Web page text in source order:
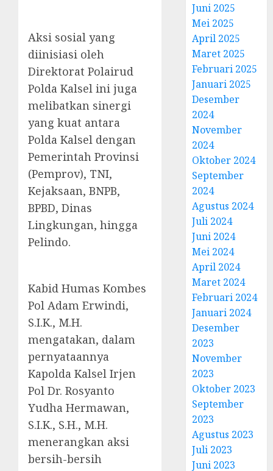
Aksi sosial yang
diinisiasi oleh
Direktorat Polairud
Polda Kalsel ini juga
melibatkan sinergi
yang kuat antara
Polda Kalsel dengan
Pemerintah Provinsi
(Pemprov), TNI,
Kejaksaan, BNPB,
BPBD, Dinas
Lingkungan, hingga
Pelindo.
Kabid Humas Kombes
Pol Adam Erwindi,
S.I.K., M.H.
mengatakan, dalam
pernyataannya
Kapolda Kalsel Irjen
Pol Dr. Rosyanto
Yudha Hermawan,
S.I.K., S.H., M.H.
menerangkan aksi
bersih-bersih
Juni 2025
Mei 2025
April 2025
Maret 2025
Februari 2025
Januari 2025
Desember
2024
November
2024
Oktober 2024
September
2024
Agustus 2024
Juli 2024
Juni 2024
Mei 2024
April 2024
Maret 2024
Februari 2024
Januari 2024
Desember
2023
November
2023
Oktober 2023
September
2023
Agustus 2023
Juli 2023
Juni 2023